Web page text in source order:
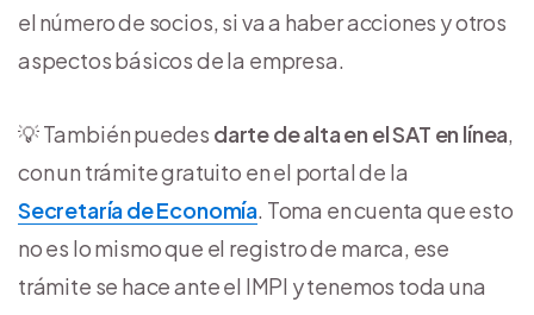
el número de socios, si va a haber acciones y otros
aspectos básicos de la empresa.
💡 También puedes darte de alta en el SAT en línea,
con un trámite gratuito en el portal de la
Secretaría de Economía. Toma en cuenta que esto
no es lo mismo que el registro de marca, ese
trámite se hace ante el IMPI y tenemos toda una